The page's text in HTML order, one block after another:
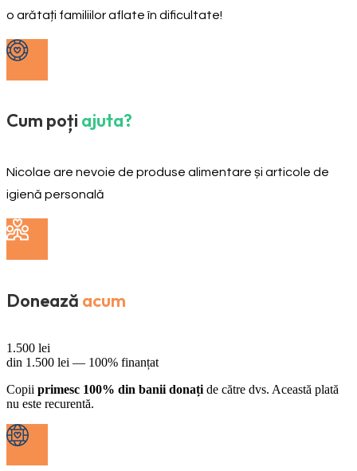
o arătați familiilor aflate în dificultate!
Cum poți ajuta?
Nicolae are nevoie de produse alimentare și articole de
igienă personală
Donează acum
1.500 lei
din 1.500 lei — 100% finanțat
Copii primesc 100% din banii donați de către dvs. Această plată
nu este recurentă.